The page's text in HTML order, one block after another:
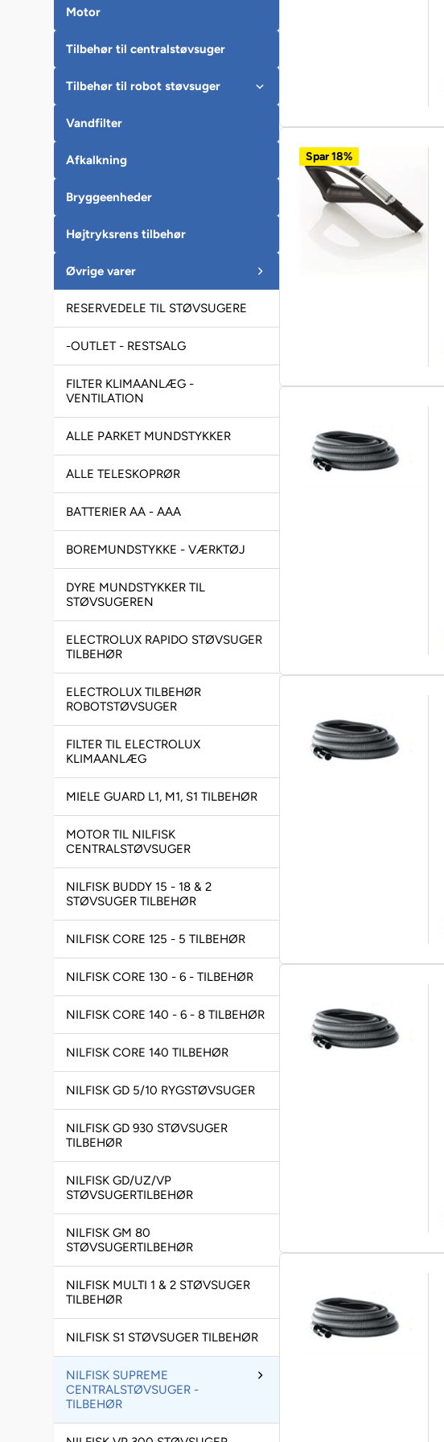
Motor
Tilbehør til centralstøvsuger
Tilbehør til robot støvsuger
Vandfilter
Afkalkning
Bryggeenheder
Højtryksrens tilbehør
Øvrige varer
RESERVEDELE TIL STØVSUGERE
-OUTLET - RESTSALG
FILTER KLIMAANLÆG -
VENTILATION
ALLE PARKET MUNDSTYKKER
ALLE TELESKOPRØR
BATTERIER AA - AAA
BOREMUNDSTYKKE - VÆRKTØJ
DYRE MUNDSTYKKER TIL
STØVSUGEREN
ELECTROLUX RAPIDO STØVSUGER
TILBEHØR
ELECTROLUX TILBEHØR
ROBOTSTØVSUGER
FILTER TIL ELECTROLUX
KLIMAANLÆG
MIELE GUARD L1, M1, S1 TILBEHØR
MOTOR TIL NILFISK
CENTRALSTØVSUGER
NILFISK BUDDY 15 - 18 & 2
STØVSUGER TILBEHØR
NILFISK CORE 125 - 5 TILBEHØR
NILFISK CORE 130 - 6 - TILBEHØR
NILFISK CORE 140 - 6 - 8 TILBEHØR
NILFISK CORE 140 TILBEHØR
NILFISK GD 5/10 RYGSTØVSUGER
NILFISK GD 930 STØVSUGER
TILBEHØR
NILFISK GD/UZ/VP
STØVSUGERTILBEHØR
NILFISK GM 80
STØVSUGERTILBEHØR
NILFISK MULTI 1 & 2 STØVSUGER
TILBEHØR
NILFISK S1 STØVSUGER TILBEHØR
NILFISK SUPREME
CENTRALSTØVSUGER -
TILBEHØR
Spar 18%